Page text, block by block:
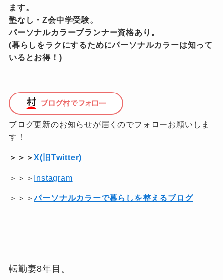
ます。
塾なし・Z会中学受験。
パーソナルカラープランナー資格あり。
(暮らしをラクにするためにパーソナルカラーは知って
いるとお得！)
ブログ更新のお知らせが届くのでフォローお願いしま
す！
＞＞＞X(旧Twitter)
＞＞＞ Instagram
＞＞＞パーソナルカラーで暮らしを整えるブログ
転勤妻8年目。